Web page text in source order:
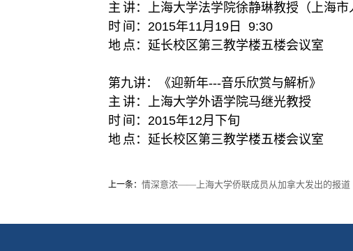
主 讲：上海大学法学院徐静琳教授（上海
时 间： 2015年11月 19 日
9:30
地 点：延长校区第三教学楼五楼会议室
第九讲：《迎新年---音乐欣赏与解析》
主 讲：上海大学外语学院马继光教授
时 间： 2015年12月下旬
地 点：延长校区第三教学楼五楼会议室
上一条： 情深意浓——上海大学侨联成员从加拿大发出的报道